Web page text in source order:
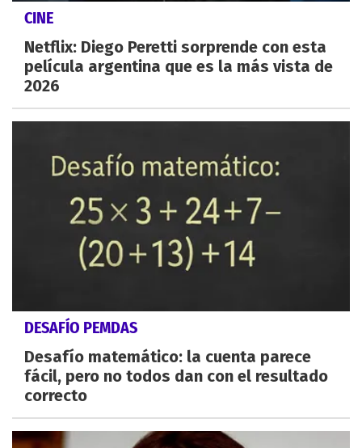
CINE
Netflix: Diego Peretti sorprende con esta
película argentina que es la más vista de
2026
DESAFÍO PEMDAS
Desafío matemático: la cuenta parece
fácil, pero no todos dan con el resultado
correcto